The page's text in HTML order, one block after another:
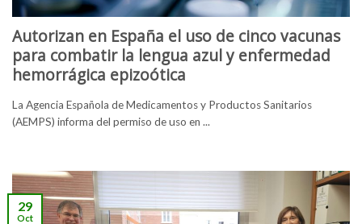
Autorizan en España el uso de cinco vacunas
para combatir la lengua azul y enfermedad
hemorrágica epizoótica
La Agencia Española de Medicamentos y Productos Sanitarios
(AEMPS) informa del permiso de uso en ...
29
Oct